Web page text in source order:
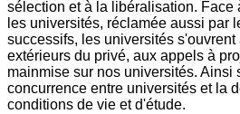
sélection et à la libéralisation. Face
les universités, réclamée aussi par
successifs, les universités
extérieurs du privé, aux appels à
mainmise sur nos universités. Ainsi
concurrence entre universités et la
conditions de vie et d'étude.